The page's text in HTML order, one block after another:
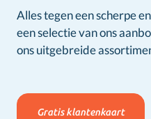
Alles tegen een scherpe
een selectie van ons
ons uitgebreide
Gratis klantenkaart